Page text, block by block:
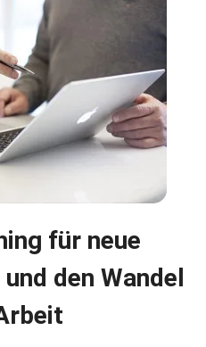
für neue
den Wandel